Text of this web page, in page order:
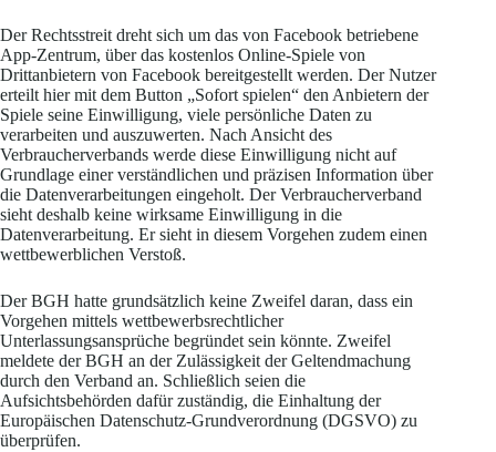
Der Rechtsstreit dreht sich um das von Facebook betriebene
App-Zentrum, über das kostenlos Online-Spiele von
Drittanbietern von Facebook bereitgestellt werden. Der Nutzer
erteilt hier mit dem Button „Sofort spielen“ den Anbietern der
Spiele seine Einwilligung, viele persönliche Daten zu
verarbeiten und auszuwerten. Nach Ansicht des
Verbraucherverbands werde diese Einwilligung nicht auf
Grundlage einer verständlichen und präzisen Information über
die Datenverarbeitungen eingeholt. Der Verbraucherverband
sieht deshalb keine wirksame Einwilligung in die
Datenverarbeitung. Er sieht in diesem Vorgehen zudem einen
wettbewerblichen Verstoß.
Der BGH hatte grundsätzlich keine Zweifel daran, dass ein
Vorgehen mittels wettbewerbsrechtlicher
Unterlassungsansprüche begründet sein könnte. Zweifel
meldete der BGH an der Zulässigkeit der Geltendmachung
durch den Verband an. Schließlich seien die
Aufsichtsbehörden dafür zuständig, die Einhaltung der
Europäischen Datenschutz-Grundverordnung (DGSVO) zu
überprüfen.